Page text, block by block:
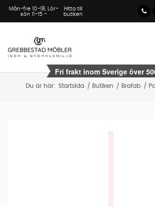
Mån-fre 10-18, Lör-
sön 11-15 -
Hitta till
butiken
Du är här: Startsida / Butiken / Brafab /